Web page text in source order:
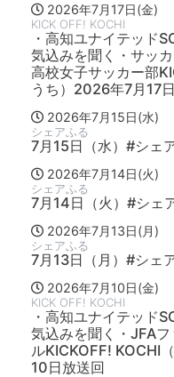
2026年7月17日(金)
KICK OFF! KOCHI
・高知ユナイテッド
気込みを聞く・サッ
高校女子サッカー部
うち）2026年7月17
2026年7月15日(水)
シェアふる
7月15日（水）#シ
2026年7月14日(火)
シェアふる
7月14日（火）#シェ
2026年7月13日(月)
シェアふる
7月13日（月）#シェ
2026年7月10日(金)
KICK OFF! KOCHI
・高知ユナイテッド
気込みを聞く・JFA
ルKICKOFF! KOCHI
10日放送回